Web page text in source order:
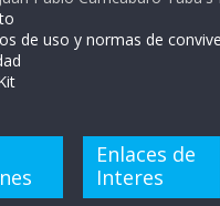
de uso y normas de
Enlaces de
Interes